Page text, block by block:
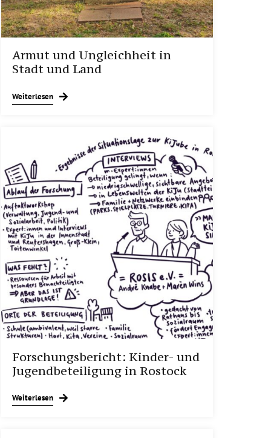
Armut und Ungleichheit in
Stadt und Land
Weiterlesen
Forschungsbericht: Kinder- und
Jugendbeteiligung in Rostock
Weiterlesen